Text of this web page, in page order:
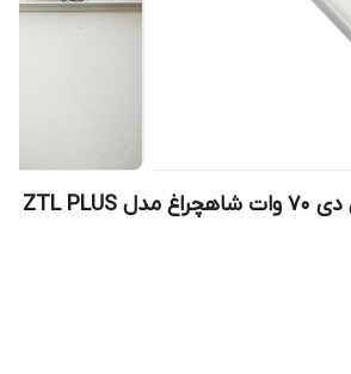
براکت مهتابی ال ای دی 70 وات شاهچراغ مدل ZTL PLUS